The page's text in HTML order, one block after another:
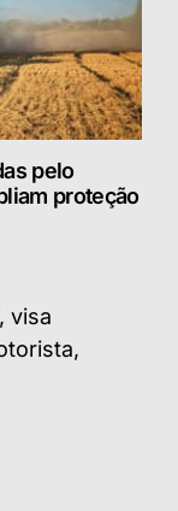
pelo
proteção